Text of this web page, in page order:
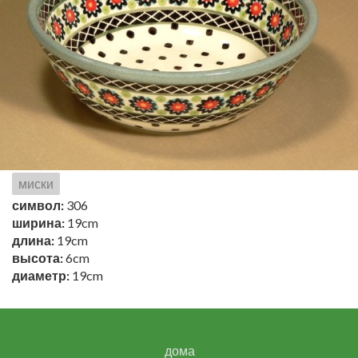
миски
символ: 306
ширина: 19cm
длина: 19cm
высота:6cm
диаметр: 19cm
дома